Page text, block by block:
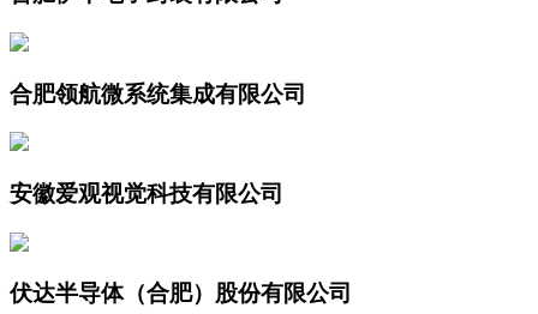
合肥领航微系统集成有限公司
安徽爱观视觉科技有限公司
伏达半导体（合肥）股份有限公司